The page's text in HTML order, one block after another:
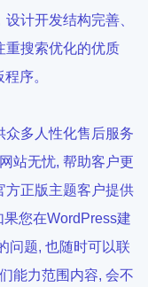
计开发结构完善、
重搜索优化的优质
序。
众多人性化售后服务
站无忧, 帮助客户更
方正版主题客户提供
您在WordPress建
问题, 也随时可以联
能力范围内容, 会不